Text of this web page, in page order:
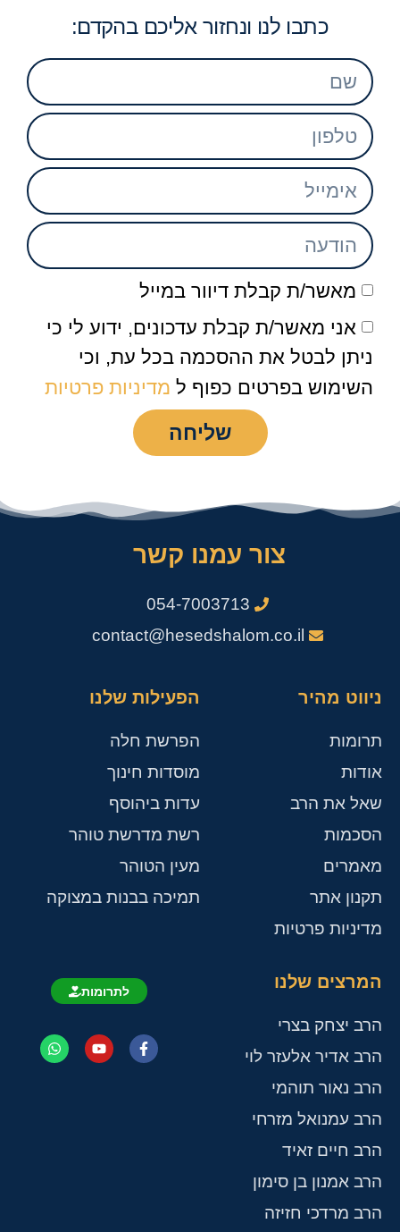
כתבו לנו ונחזור אליכם בהקדם:
מאשר/ת קבלת דיוור במייל
אני מאשר/ת קבלת עדכונים, ידוע לי כי
ניתן לבטל את ההסכמה בכל עת, וכי
השימוש בפרטים כפוף ל מדיניות פרטיות
שליחה
צור עמנו קשר
054-7003713
contact@hesedshalom.co.il
ניווט מהיר
תרומות
אודות
שאל את הרב
הסכמות
מאמרים
תקנון אתר
מדיניות פרטיות
הפעילות שלנו
הפרשת חלה
מוסדות חינוך
עדות ביהוסף
רשת מדרשת טוהר
מעין הטוהר
תמיכה בבנות במצוקה
המרצים שלנו
הרב יצחק בצרי
הרב אדיר אלעזר לוי
הרב נאור תוהמי
הרב עמנואל מזרחי
הרב חיים זאיד
הרב אמנון בן סימון
הרב מרדכי חזיזה
לתרומות